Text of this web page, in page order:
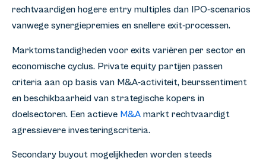
rechtvaardigen hogere entry multiples dan IPO-scenarios
vanwege synergiepremies en snellere exit-processen.
Marktomstandigheden voor exits variëren per sector en
economische cyclus. Private equity partijen passen
criteria aan op basis van M&A-activiteit, beurssentiment
en beschikbaarheid van strategische kopers in
doelsectoren. Een actieve M&A markt rechtvaardigt
agressievere investeringscriteria.
Secondary buyout mogelijkheden worden steeds